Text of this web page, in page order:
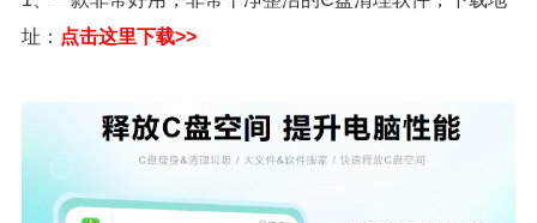
址： 点击这里下载>>